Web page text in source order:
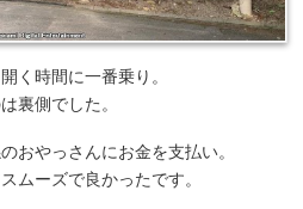
く時間に一番乗り。
裏側でした。
おやっさんにお金を支払い。
ムーズで良かったです。